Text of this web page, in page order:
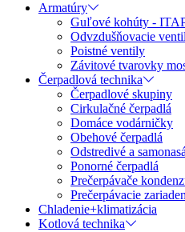
Armatúry
Guľové kohúty -
Odvzdušňovacie
Poistné ventily
Závitové tvarovky
Čerpadlová technika
Čerpadlové skupiny
Cirkulačné čerpadlá
Domáce vodárničky
Obehové čerpadlá
Odstredivé a
Ponorné čerpadlá
Prečerpávače
Prečerpávacie
Chladenie+klimatizácia
Kotlová technika